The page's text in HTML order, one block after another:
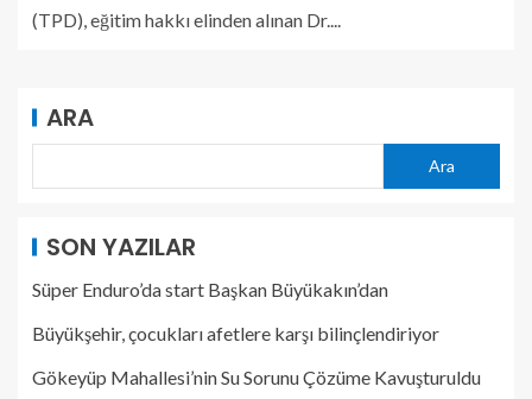
(TPD), eğitim hakkı elinden alınan Dr....
ARA
Ara
SON YAZILAR
Süper Enduro’da start Başkan Büyükakın’dan
Büyükşehir, çocukları afetlere karşı bilinçlendiriyor
Gökeyüp Mahallesi’nin Su Sorunu Çözüme Kavuşturuldu